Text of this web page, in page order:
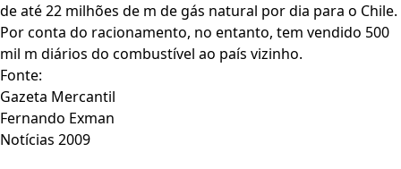
de até 22 milhões de m de gás natural por dia para o Chile.
Por conta do racionamento, no entanto, tem vendido 500
mil m diários do combustível ao país vizinho.
Fonte:
Gazeta Mercantil
Fernando Exman
Notícias 2009